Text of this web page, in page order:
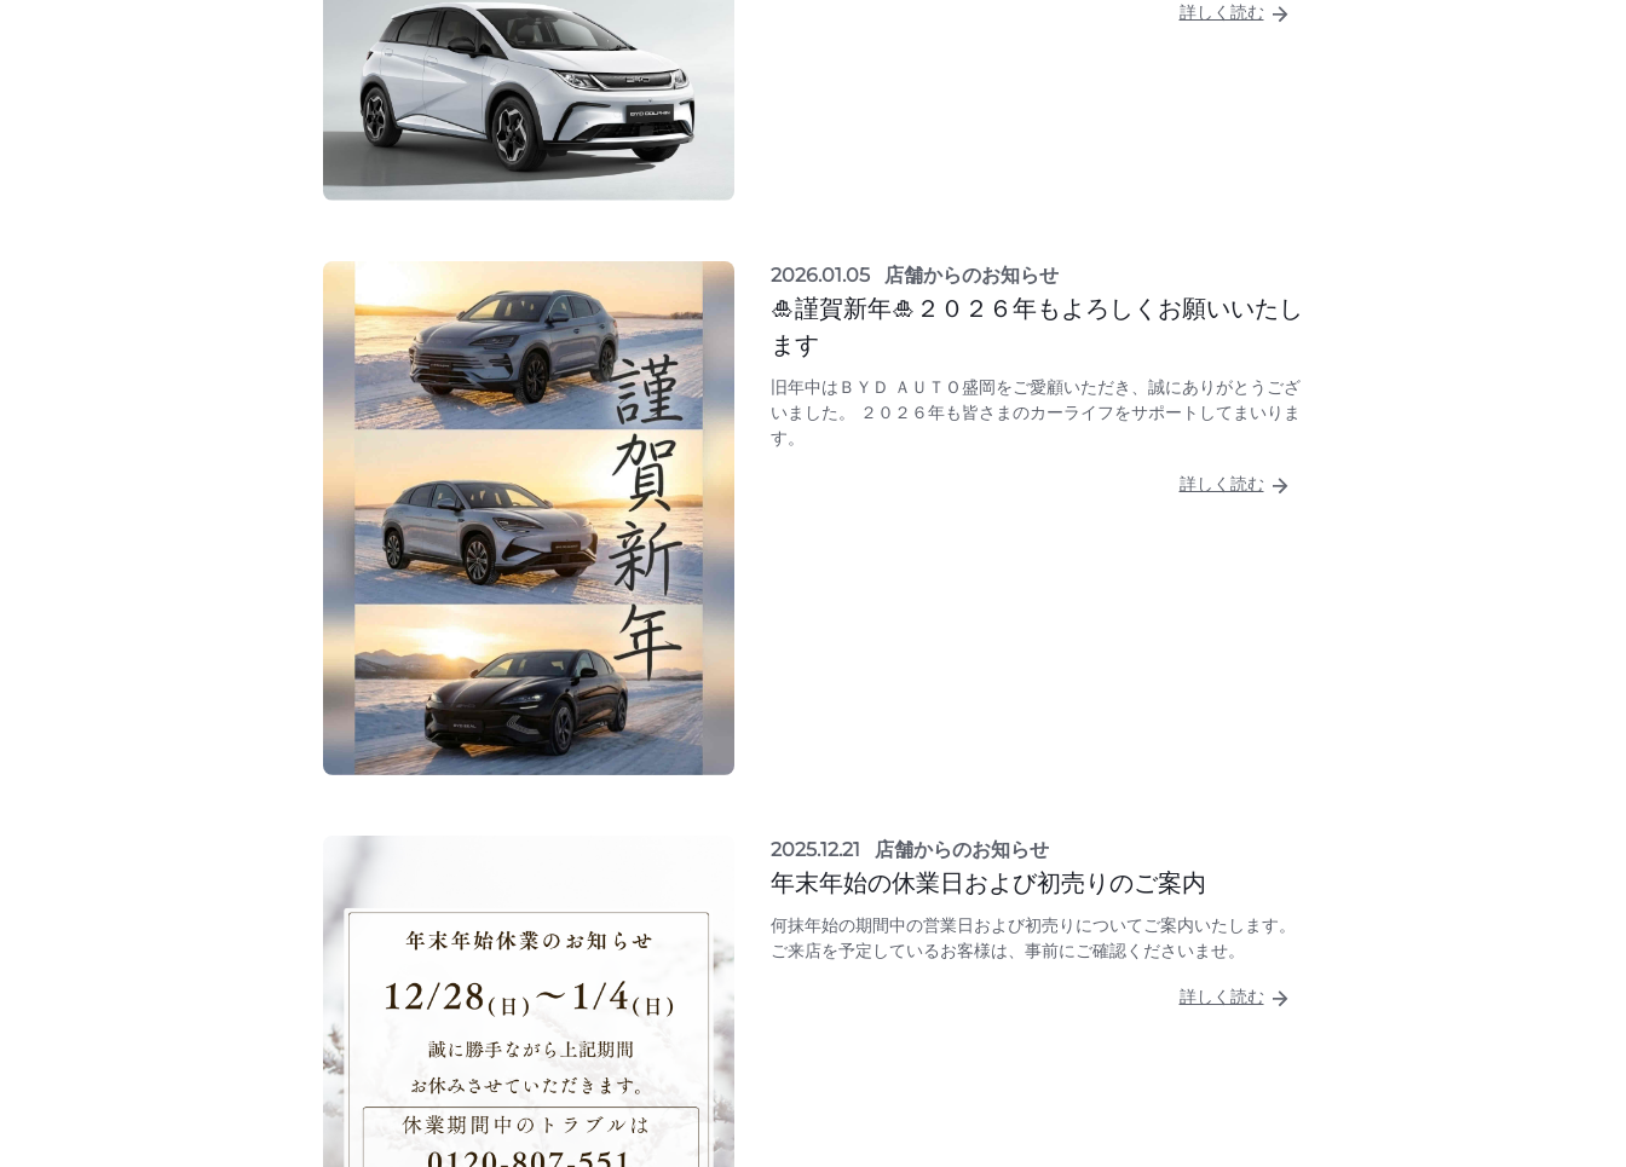
詳しく読む
2026.01.05 店舗からのお知らせ
🎍謹賀新年🎍２０２６年もよろしくお願いいたし
ます
旧年中はＢＹＤ ＡＵＴＯ盛岡をご愛顧いただき、誠にありがとうござ
いました。 ２０２６年も皆さまのカーライフをサポートしてまいりま
す。
詳しく読む
2025.12.21 店舗からのお知らせ
年末年始の休業日および初売りのご案内
何抹年始の期間中の営業日および初売りについてご案内いたします。
ご来店を予定しているお客様は、事前にご確認くださいませ。
詳しく読む